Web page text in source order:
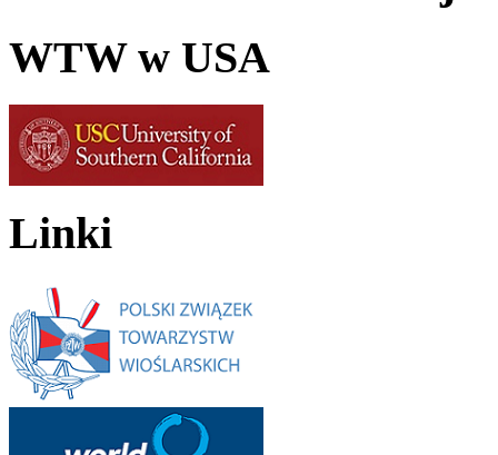
WTW w USA
Linki